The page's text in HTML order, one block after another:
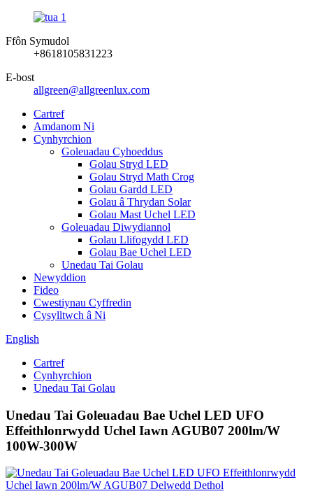
Ffôn Symudol
+8618105831223
E-bost
allgreen@allgreenlux.com
Cartref
Amdanom Ni
Cynhyrchion
Goleuadau Cyhoeddus
Golau Stryd LED
Golau Stryd Math Crog
Golau Gardd LED
Golau â Thrydan Solar
Golau Mast Uchel LED
Goleuadau Diwydiannol
Golau Llifogydd LED
Golau Bae Uchel LED
Unedau Tai Golau
Newyddion
Fideo
Cwestiynau Cyffredin
Cysylltwch â Ni
English
Cartref
Cynhyrchion
Unedau Tai Golau
Unedau Tai Goleuadau Bae Uchel LED UFO
Effeithlonrwydd Uchel Iawn AGUB07 200lm/W
100W-300W